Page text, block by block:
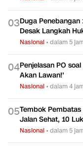
03Duga Penebangan
Desak Langkah
Nasional •dalam 5
04Penjelasan PO
Akan Lawan!'
Nasional •dalam 4
05Tembok
Jalan Sehat, 10
Nasional •dalam 5